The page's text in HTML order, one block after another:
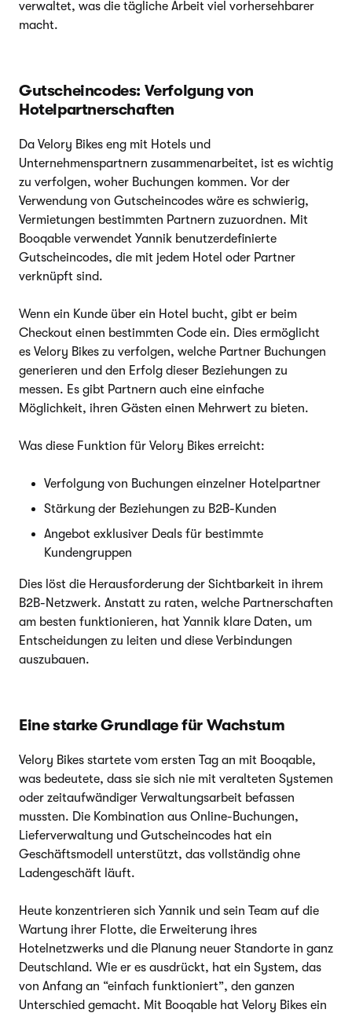
verwaltet, was die tägliche Arbeit viel vorhersehbarer
macht.
Gutscheincodes: Verfolgung von
Hotelpartnerschaften
Da Velory Bikes eng mit Hotels und
Unternehmenspartnern zusammenarbeitet, ist es wichtig
zu verfolgen, woher Buchungen kommen. Vor der
Verwendung von Gutscheincodes wäre es schwierig,
Vermietungen bestimmten Partnern zuzuordnen. Mit
Booqable verwendet Yannik benutzerdefinierte
Gutscheincodes, die mit jedem Hotel oder Partner
verknüpft sind.
Wenn ein Kunde über ein Hotel bucht, gibt er beim
Checkout einen bestimmten Code ein. Dies ermöglicht
es Velory Bikes zu verfolgen, welche Partner Buchungen
generieren und den Erfolg dieser Beziehungen zu
messen. Es gibt Partnern auch eine einfache
Möglichkeit, ihren Gästen einen Mehrwert zu bieten.
Was diese Funktion für Velory Bikes erreicht:
Verfolgung von Buchungen einzelner Hotelpartner
Stärkung der Beziehungen zu B2B-Kunden
Angebot exklusiver Deals für bestimmte
Kundengruppen
Dies löst die Herausforderung der Sichtbarkeit in ihrem
B2B-Netzwerk. Anstatt zu raten, welche Partnerschaften
am besten funktionieren, hat Yannik klare Daten, um
Entscheidungen zu leiten und diese Verbindungen
auszubauen.
Eine starke Grundlage für Wachstum
Velory Bikes startete vom ersten Tag an mit Booqable,
was bedeutete, dass sie sich nie mit veralteten Systemen
oder zeitaufwändiger Verwaltungsarbeit befassen
mussten. Die Kombination aus Online-Buchungen,
Lieferverwaltung und Gutscheincodes hat ein
Geschäftsmodell unterstützt, das vollständig ohne
Ladengeschäft läuft.
Heute konzentrieren sich Yannik und sein Team auf die
Wartung ihrer Flotte, die Erweiterung ihres
Hotelnetzwerks und die Planung neuer Standorte in ganz
Deutschland. Wie er es ausdrückt, hat ein System, das
von Anfang an “einfach funktioniert”, den ganzen
Unterschied gemacht. Mit Booqable hat Velory Bikes ein